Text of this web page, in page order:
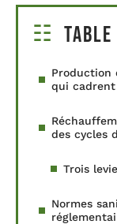
Production
qui
des cycles
Trois
Normes